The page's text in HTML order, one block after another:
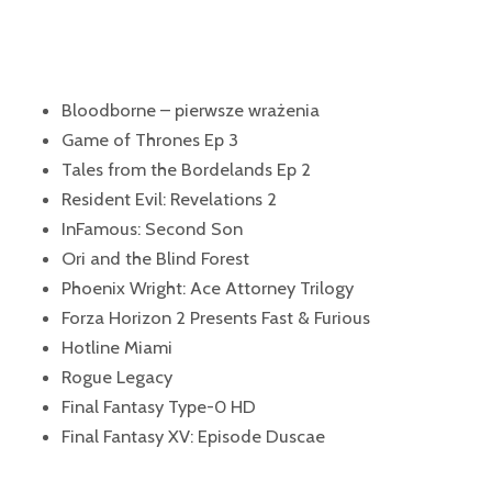
Bloodborne – pierwsze wrażenia
Game of Thrones Ep 3
Tales from the Bordelands Ep 2
Resident Evil: Revelations 2
InFamous: Second Son
Ori and the Blind Forest
Phoenix Wright: Ace Attorney Trilogy
Forza Horizon 2 Presents Fast & Furious
Hotline Miami
Rogue Legacy
Final Fantasy Type-0 HD
Final Fantasy XV: Episode Duscae